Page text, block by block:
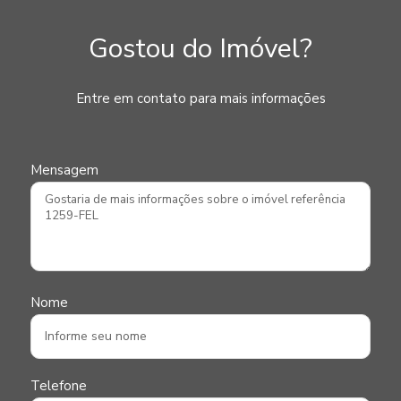
Gostou do Imóvel?
Entre em contato para mais informações
Mensagem
Nome
Telefone